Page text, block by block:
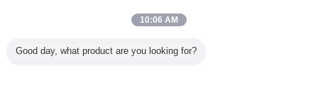
10:06 AM
Good day, what product are you looking for?